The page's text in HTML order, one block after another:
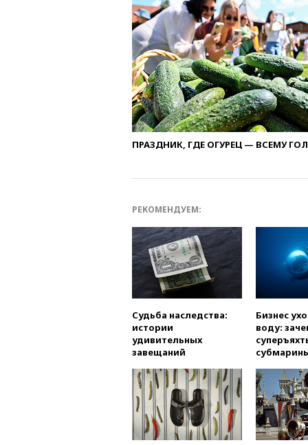
ПРАЗДНИК, ГДЕ ОГУРЕЦ — ВСЕМУ
РЕКОМЕНДУЕМ:
Судьба наследства:
истории
удивительных
завещаний
Бизнес
воду: